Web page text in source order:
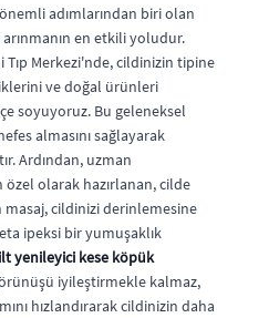
adımlarından biri olan
en etkili yoludur.
Merkezi'nde, cildinizin tipine
ve doğal ürünleri
soyuyoruz. Bu geleneksel
almasını sağlayarak
Ardından, uzman
olarak hazırlanan, cilde
cildinizi derinlemesine
ipeksi bir yumuşaklık
yenileyici kese köpük
iyileştirmekle kalmaz,
hızlandırarak cildinizin daha